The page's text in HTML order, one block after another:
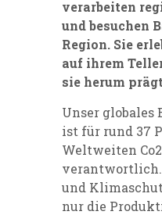
verarbeiten
und besuchen
Region. Sie
auf ihrem
sie herum
Unser globales
ist für rund 37
Weltweiten
und
nur die